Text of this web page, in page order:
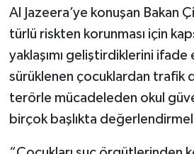
Al Jazeera’ye konuşan Bakan
türlü riskten korunması için
yaklaşımı geliştirdiklerini
sürüklenen çocuklardan trafik
terörle mücadeleden okul
birçok başlıkta
Tarihi Yapılarımız
Teknoloji
Türkiye
Yerel